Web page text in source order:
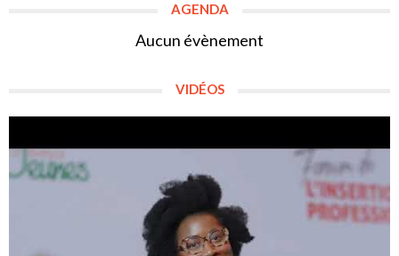
AGENDA
Aucun évènement
VIDÉOS